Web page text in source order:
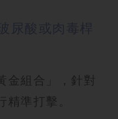
金組合」，針對
準打擊。